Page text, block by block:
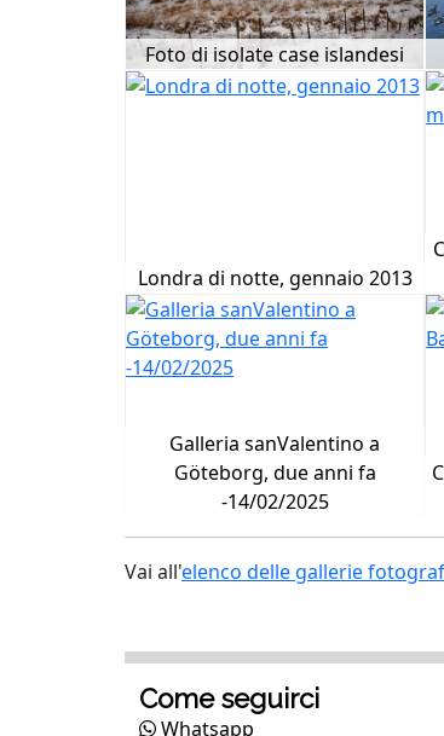
Foto di isolate case islandesi
Londra di notte, gennaio 2013
Galleria sanValentino a
Göteborg, due anni fa
-14/02/2025
Vai all'elenco delle gallerie
Come seguirci
Whatsapp